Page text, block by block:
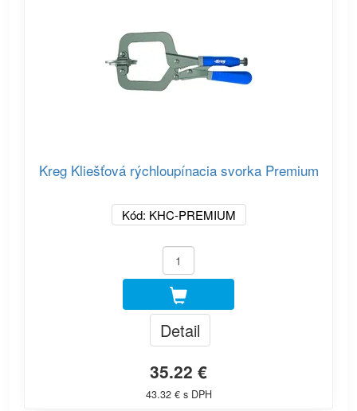
Kreg Kliešťová rýchloupínacia svorka Premium
Kód: KHC-PREMIUM
Detail
35.22 €
43.32 € s DPH